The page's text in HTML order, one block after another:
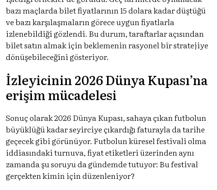
bazı maçlarda bilet fiyatlarının 15 dolara kadar düştüğü
ve bazı karşılaşmaların görece uygun fiyatlarla
izlenebildiği gözlendi. Bu durum, taraftarlar açısından
bilet satın almak için beklemenin rasyonel bir stratejiye
dönüşebileceğini gösteriyor.
İzleyicinin 2026 Dünya Kupası’na
erişim mücadelesi
Sonuç olarak 2026 Dünya Kupası, sahaya çıkan futbolun
büyüklüğü kadar seyirciye çıkardığı faturayla da tarihe
geçecek gibi görünüyor. Futbolun küresel festivali olma
iddiasındaki turnuva, fiyat etiketleri üzerinden aynı
zamanda şu soruyu da gündemde tutuyor: Bu festival
gerçekten kimin için düzenleniyor?